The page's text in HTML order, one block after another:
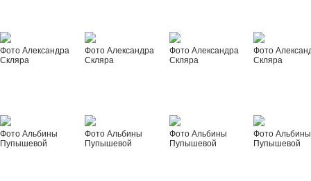
Фото Александра
Скляра
Фото Александра
Скляра
Фото Александра
Скляра
Фото
Скляра
Фото Альбины
Пупышевой
Фото Альбины
Пупышевой
Фото Альбины
Пупышевой
Фото Альбины
Пупышевой